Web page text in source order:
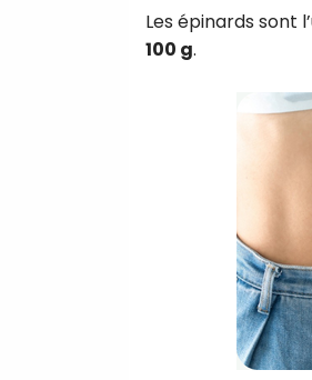
Les épinards sont
100 g.